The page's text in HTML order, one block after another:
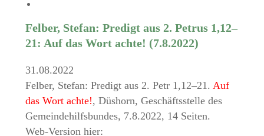
Felber, Stefan: Predigt aus 2. Petrus 1,12–
21: Auf das Wort achte! (7.8.2022)
31.08.2022
Felber, Stefan: Predigt aus 2. Petr 1,12–21. Auf
das Wort achte!, Düshorn, Geschäftsstelle des
Gemeindehilfsbundes, 7.8.2022, 14 Seiten.
Web-Version hier: